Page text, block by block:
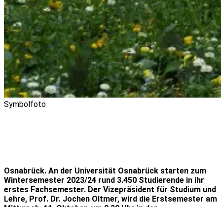
Symbolfoto
Osnabrück. An der Universität Osnabrück starten zum
Wintersemester 2023/24 rund 3.450 Studierende in ihr
erstes Fachsemester. Der Vizepräsident für Studium und
Lehre, Prof. Dr. Jochen Oltmer, wird die Erstsemester am